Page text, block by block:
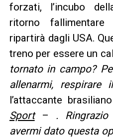
forzati, l’incubo
ritorno
ripartirà dagli USA.
treno per essere un
tornato in campo?
allenarmi, respirare
l’attaccante
Sport– .
avermi dato questa